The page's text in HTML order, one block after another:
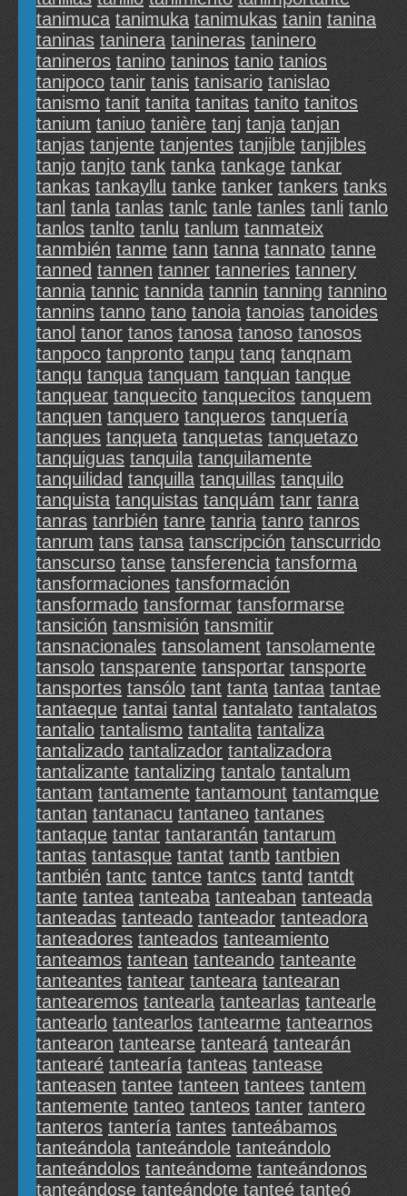
tanimuca tanimuka tanimukas tanin tanina
taninas taninera tanineras taninero
tanineros tanino taninos tanio tanios
tanipoco tanir tanis tanisario tanislao
tanismo tanit tanita tanitas tanito tanitos
tanium taniuo tanière tanj tanja tanjan
tanjas tanjente tanjentes tanjible tanjibles
tanjo tanjto tank tanka tankage tankar
tankas tankayllu tanke tanker tankers tanks
tanl tanla tanlas tanlc tanle tanles tanli tanlo
tanlos tanlto tanlu tanlum tanmateix
tanmbién tanme tann tanna tannato tanne
tanned tannen tanner tanneries tannery
tannia tannic tannida tannin tanning tannino
tannins tanno tano tanoia tanoias tanoides
tanol tanor tanos tanosa tanoso tanosos
tanpoco tanpronto tanpu tanq tanqnam
tanqu tanqua tanquam tanquan tanque
tanquear tanquecito tanquecitos tanquem
tanquen tanquero tanqueros tanquería
tanques tanqueta tanquetas tanquetazo
tanquiguas tanquila tanquilamente
tanquilidad tanquilla tanquillas tanquilo
tanquista tanquistas tanquám tanr tanra
tanras tanrbién tanre tanria tanro tanros
tanrum tans tansa tanscripción tanscurrido
tanscurso tanse tansferencia tansforma
tansformaciones tansformación
tansformado tansformar tansformarse
tansición tansmisión tansmitir
tansnacionales tansolament tansolamente
tansolo tansparente tansportar tansporte
tansportes tansólo tant tanta tantaa tantae
tantaeque tantai tantal tantalato tantalatos
tantalio tantalismo tantalita tantaliza
tantalizado tantalizador tantalizadora
tantalizante tantalizing tantalo tantalum
tantam tantamente tantamount tantamque
tantan tantanacu tantaneo tantanes
tantaque tantar tantarantán tantarum
tantas tantasque tantat tantb tantbien
tantbién tantc tantce tantcs tantd tantdt
tante tantea tanteaba tanteaban tanteada
tanteadas tanteado tanteador tanteadora
tanteadores tanteados tanteamiento
tanteamos tantean tanteando tanteante
tanteantes tantear tanteara tantearan
tantearemos tantearla tantearlas tantearle
tantearlo tantearlos tantearme tantearnos
tantearon tantearse tanteará tantearán
tantearé tantearía tanteas tantease
tanteasen tantee tanteen tantees tantem
tantemente tanteo tanteos tanter tantero
tanteros tantería tantes tanteábamos
tanteándola tanteándole tanteándolo
tanteándolos tanteándome tanteándonos
tanteándose tanteándote tanteé tanteó